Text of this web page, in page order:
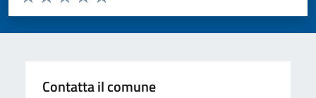
Valuta 5 stelle su 5
Valuta 4 stelle su 5
Valuta 3 stelle su 5
Valuta 2 stelle su 5
Valuta 1 stelle su 5
Contatta il comune